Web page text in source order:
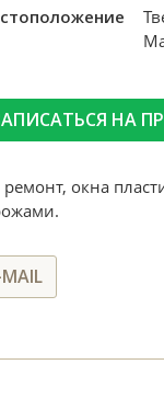
НА
окна